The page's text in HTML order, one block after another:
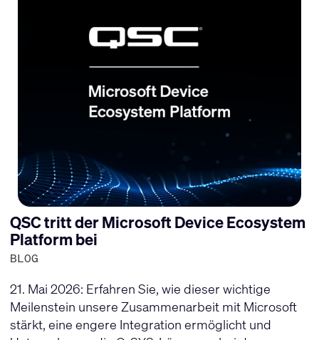
QSC tritt der Microsoft Device Ecosystem
Platform bei
BLOG
21. Mai 2026: Erfahren Sie, wie dieser wichtige
Meilenstein unsere Zusammenarbeit mit Microsoft
stärkt, eine engere Integration ermöglicht und